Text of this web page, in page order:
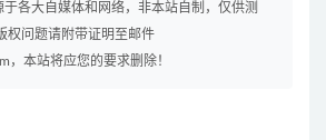
于各大自媒体和网络，非本站自制，仅供测
权问题请附带证明至邮件
，本站将应您的要求删除！